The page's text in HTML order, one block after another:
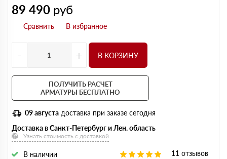
89 490 руб
- + В КОРЗИНУ
ПОЛУЧИТЬ РАСЧЕТ
АРМАТУРЫ БЕСПЛАТНО
09 августа доставка при заказе сегодня
Доставка в Санкт-Петербург и Лен. область
Узнать стоимость с доставкой
В наличии 11 отзывов